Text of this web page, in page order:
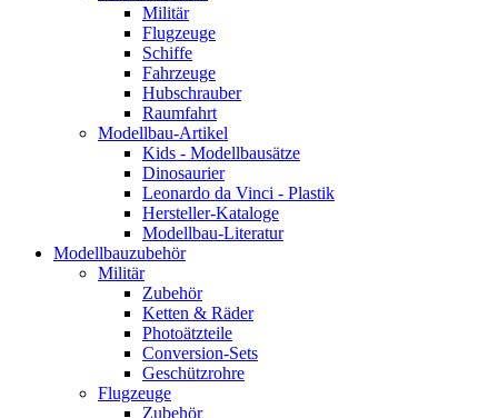
Militär
Flugzeuge
Schiffe
Fahrzeuge
Hubschrauber
Raumfahrt
Modellbau-Artikel
Kids - Modellbausätze
Dinosaurier
Leonardo da Vinci - Plastik
Hersteller-Kataloge
Modellbau-Literatur
Modellbauzubehör
Militär
Zubehör
Ketten & Räder
Photoätzteile
Conversion-Sets
Geschützrohre
Flugzeuge
Zubehör